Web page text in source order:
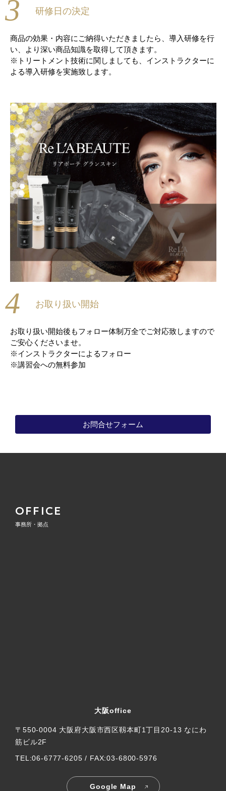
3 研修日の決定
商品の効果・内容にご納得いただきましたら、導入研修を行
い、より深い商品知識を取得して頂きます。
※トリートメント技術に関しましても、インストラクターに
よる導入研修を実施致します。
4 お取り扱い開始
お取り扱い開始後もフォロー体制万全でご対応致しますので
ご安心くださいませ。
※インストラクターによるフォロー
※講習会への無料参加
お問合せフォーム
OFFICE
事務所・拠点
大阪office
〒550-0004 大阪府大阪市西区靱本町1丁目20-13 なにわ
筋ビル2F
TEL:06-6777-6205 / FAX:03-6800-5976
Google Map